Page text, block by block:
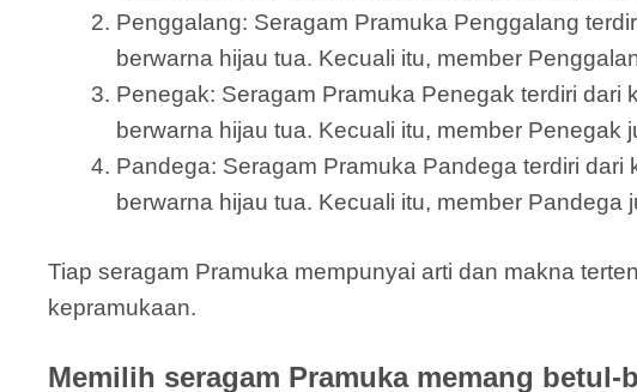
Penggalang: Seragam Pramuka Penggalang
berwarna hijau tua. Kecuali itu, member
Penegak: Seragam Pramuka Penegak terdiri
berwarna hijau tua. Kecuali itu, member
Pandega: Seragam Pramuka Pandega terdiri
berwarna hijau tua. Kecuali itu, member
Tiap seragam Pramuka mempunyai arti dan makna
kepramukaan.
Memilih seragam Pramuka memang